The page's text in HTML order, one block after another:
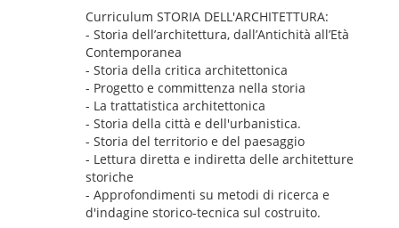
Curriculum STORIA DELL'ARCHITETTURA:
- Storia dell’architettura, dall’Antichità all’Età
Contemporanea
- Storia della critica architettonica
- Progetto e committenza nella storia
- La trattatistica architettonica
- Storia della città e dell'urbanistica.
- Storia del territorio e del paesaggio
- Lettura diretta e indiretta delle architetture
storiche
- Approfondimenti su metodi di ricerca e
d'indagine storico-tecnica sul costruito.